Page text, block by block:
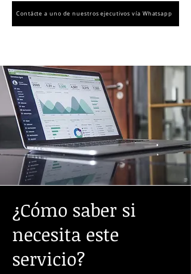
Contácte a uno de nuestros ejecutivos vía Whatsapp
¿Cómo saber si
necesita este
servicio?